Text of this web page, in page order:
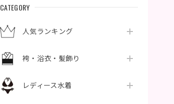
CATEGORY
人気ランキング
袴・浴衣・髪飾り
レディース水着